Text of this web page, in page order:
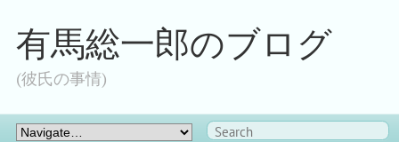
有馬総一郎のブログ
(彼氏の事情)